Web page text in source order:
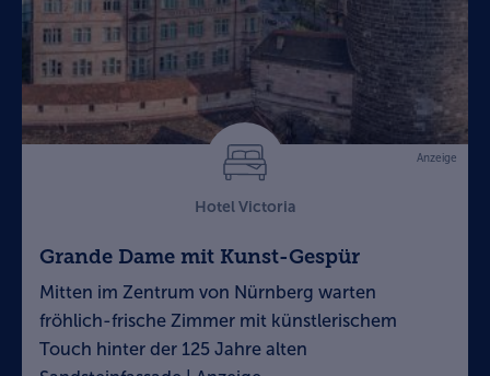
Anzeige
Hotel Victoria
Grande Dame mit Kunst-Gespür
Mitten im Zentrum von Nürnberg warten
fröhlich-frische Zimmer mit künstlerischem
Touch hinter der 125 Jahre alten